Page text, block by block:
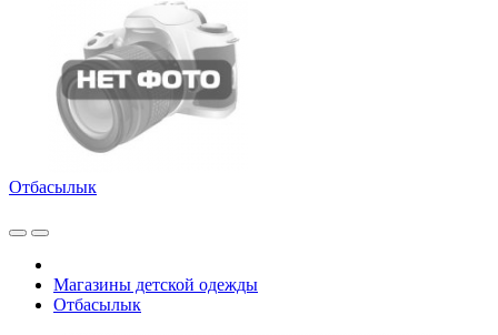
Отбасылык
Магазины детской одежды
Отбасылык